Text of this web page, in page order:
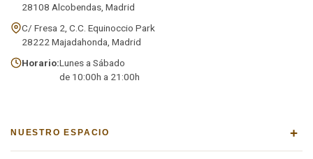
28108 Alcobendas, Madrid
C/ Fresa 2, C.C. Equinoccio Park
28222 Majadahonda, Madrid
Horario:Lunes a Sábado
de 10:00h a 21:00h
NUESTRO ESPACIO +